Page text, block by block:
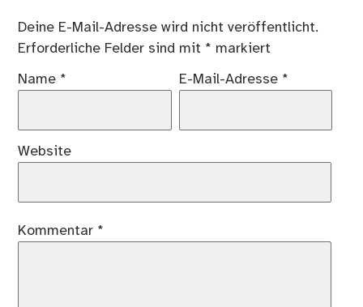
Deine E-Mail-Adresse wird nicht veröffentlicht.
Erforderliche Felder sind mit * markiert
Name * E-Mail-Adresse *
Website
Kommentar *